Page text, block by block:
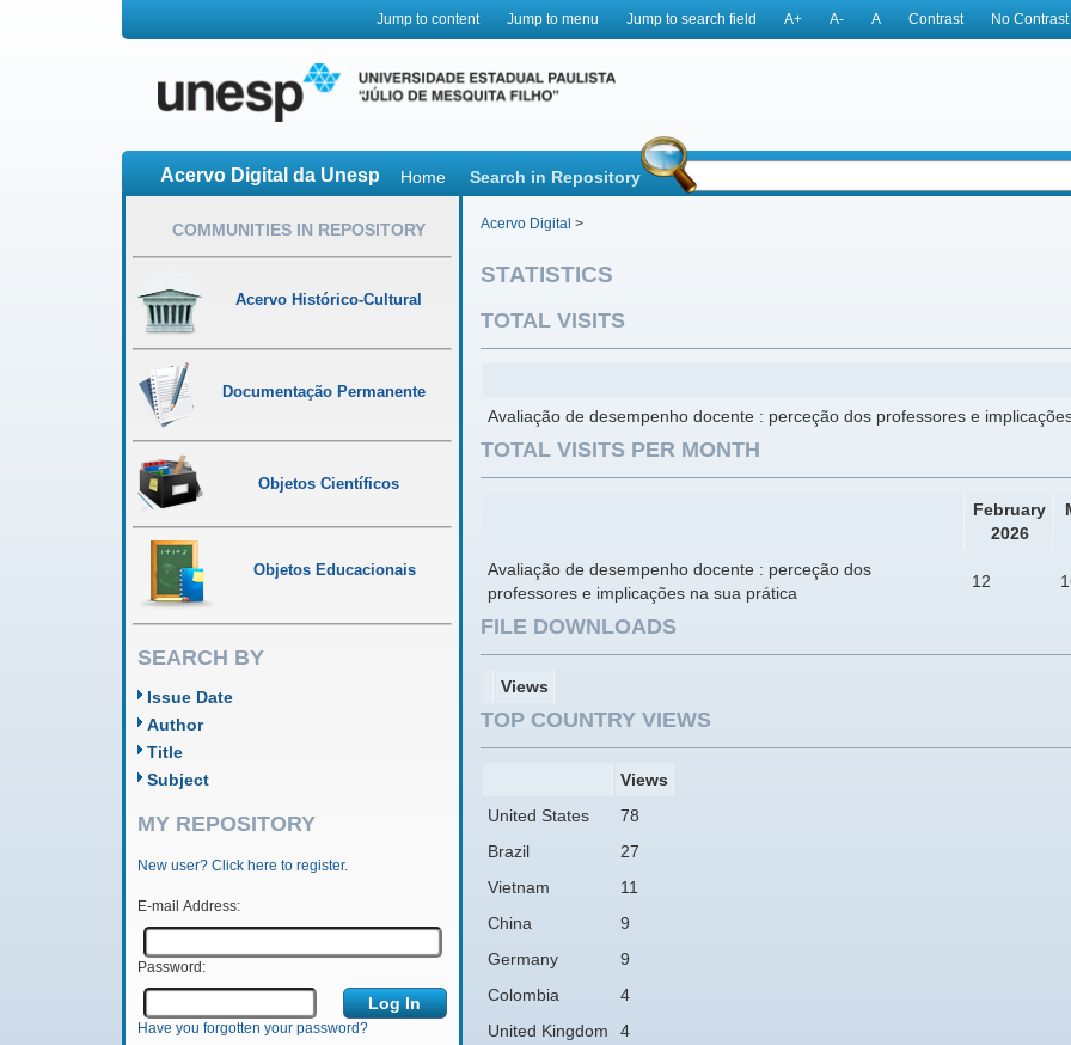
Jump to content Jump to menu Jump to search field A+ A- A Contrast No Contrast
Acervo Digital da Unesp Home Search in Repository
COMMUNITIES IN REPOSITORY
Acervo Histórico-Cultural
Documentação Permanente
Objetos Científicos
Objetos Educacionais
SEARCH BY
Issue Date
Author
Title
Subject
MY REPOSITORY
New user? Click here to register.
E-mail Address:
Password:
Have you forgotten your password?
Acervo Digital >
STATISTICS
TOTAL VISITS
Avaliação de desempenho docente : perceção dos professores e
TOTAL VISITS PER MONTH
February
2026
Avaliação de desempenho docente : perceção dos
professores e implicações na sua prática
12
FILE DOWNLOADS
Views
TOP COUNTRY VIEWS
Views
United States
78
Brazil
27
Vietnam
11
China
9
Germany
9
Colombia
4
United Kingdom
4